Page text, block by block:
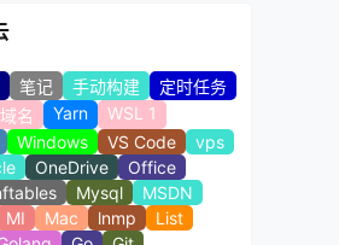
笔记 手动构建
定时任务
域名 Yarn
WSL 1
Windows VS Code
vps
OneDrive
Office
Mysql
MSDN
MI Mac lnmp
List